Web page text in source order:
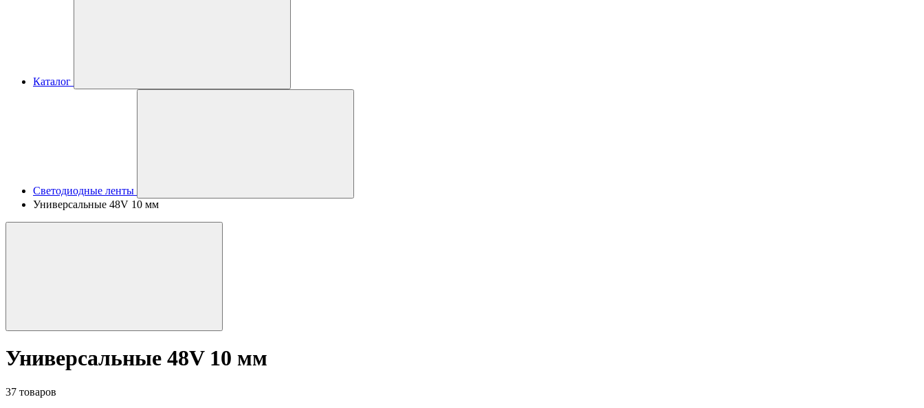
Каталог
Светодиодные ленты
Универсальные 48V 10 мм
Универсальные 48V 10 мм
37 товаров